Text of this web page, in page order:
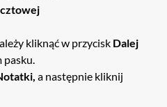
kliknąć w przycisk Dalej
pasku.
a następnie kliknij